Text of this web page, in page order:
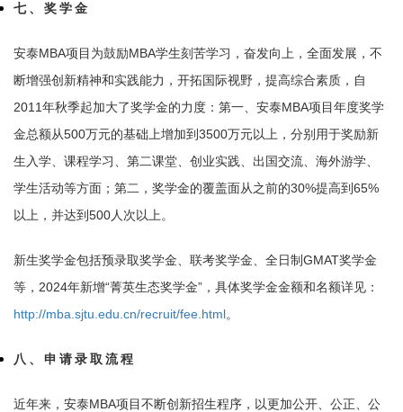
七、奖学金
安泰MBA项目为鼓励MBA学生刻苦学习，奋发向上，全面发展，不
断增强创新精神和实践能力，开拓国际视野，提高综合素质，自
2011年秋季起加大了奖学金的力度：第一、安泰MBA项目年度奖学
金总额从500万元的基础上增加到3500万元以上，分别用于奖励新
生入学、课程学习、第二课堂、创业实践、出国交流、海外游学、
学生活动等方面；第二，奖学金的覆盖面从之前的30%提高到65%
以上，并达到500人次以上。
新生奖学金包括预录取奖学金、联考奖学金、全日制GMAT奖学金
等，2024年新增“菁英生态奖学金”，具体奖学金金额和名额详见：
http://mba.sjtu.edu.cn/recruit/fee.html。
八、申请录取流程
近年来，安泰MBA项目不断创新招生程序，以更加公开、公正、公